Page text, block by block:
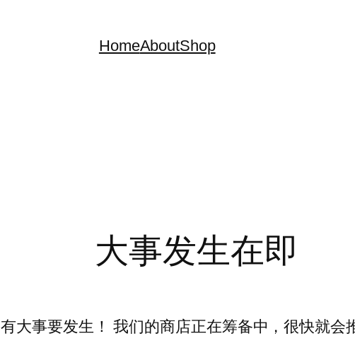
HomeAboutShop
大事发生在即
有大事要发生！ 我们的商店正在筹备中，很快就会